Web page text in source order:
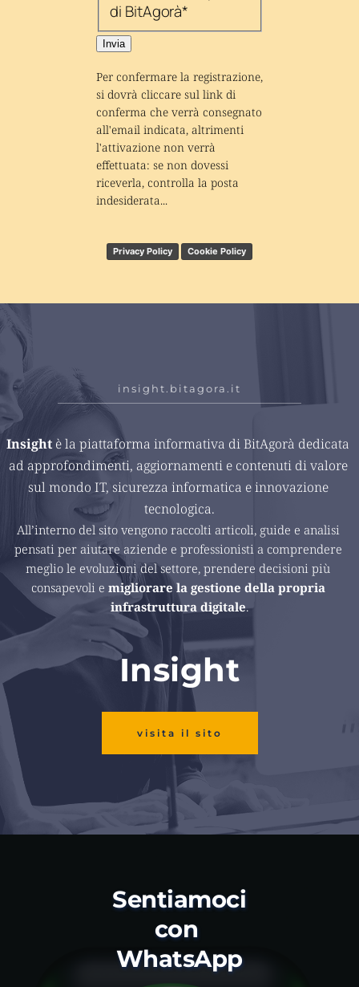
di BitAgorà*
Invia
Per confermare la registrazione,
si dovrà cliccare sul link di
conferma che verrà consegnato
all'email indicata, altrimenti
l'attivazione non verrà
effettuata: se non dovessi
riceverla, controlla la posta
indesiderata...
Privacy Policy Cookie Policy
insight.bitagora.it
Insight è la piattaforma informativa di BitAgorà dedicata
ad approfondimenti, aggiornamenti e contenuti di valore
sul mondo IT, sicurezza informatica e innovazione
tecnologica.
All’interno del sito vengono raccolti articoli, guide e analisi
pensati per aiutare aziende e professionisti a comprendere
meglio le evoluzioni del settore, prendere decisioni più
consapevoli e migliorare la gestione della propria
infrastruttura digitale.
Insight
visita il sito
Sentiamoci
con
WhatsApp